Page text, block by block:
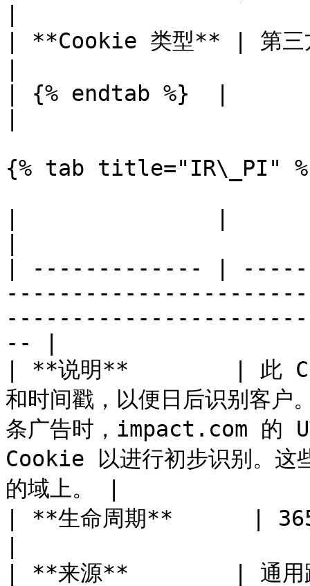
| **Cookie 类型** | 第三
| {% endtab %}  |
{% tab title="IR\_PI"
| ------------- |
-- |
| **说明**        | 此
和时间戳，以便日后识别客户
条广告时，impact.com 的
Cookie 以进行初步识别。
的域上。 |
| **生命周期**      |
| **来源**        | 通用跟